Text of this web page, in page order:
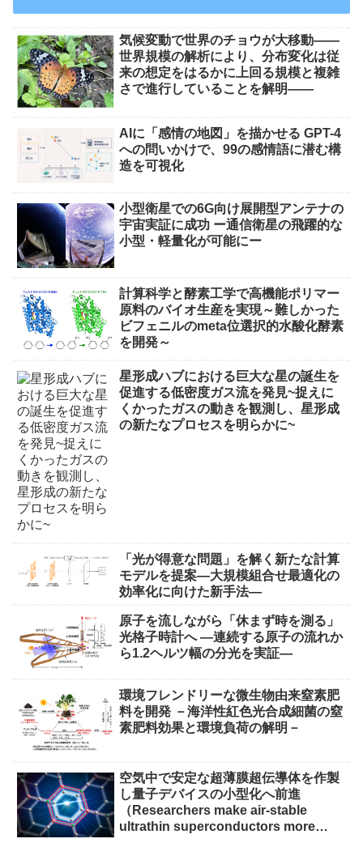
気候変動で世界のチョウが大移動――
世界規模の解析により、分布変化は従
来の想定をはるかに上回る規模と複雑
さで進行していることを解明――
AIに「感情の地図」を描かせる GPT-4
への問いかけで、99の感情語に潜む構
造を可視化
小型衛星での6G向け展開型アンテナの
宇宙実証に成功 ー通信衛星の飛躍的な
小型・軽量化が可能にー
計算科学と酵素工学で高機能ポリマー
原料のバイオ生産を実現～難しかった
ビフェニルのmeta位選択的水酸化酵素
を開発～
星形成ハブにおける巨大な星の誕生を
促進する低密度ガス流を発見~捉えに
くかったガスの動きを観測し、星形成
の新たなプロセスを明らかに~
「光が得意な問題」を解く新たな計算
モデルを提案―大規模組合せ最適化の
効率化に向けた新手法―
原子を流しながら「休まず時を測る」
光格子時計へ ―連続する原子の流れか
ら1.2ヘルツ幅の分光を実証―
環境フレンドリーな微生物由来窒素肥
料を開発 －海洋性紅色光合成細菌の窒
素肥料効果と環境負荷の解明－
空気中で安定な超薄膜超伝導体を作製
し量子デバイスの小型化へ前進
（Researchers make air-stable
ultrathin superconductors more